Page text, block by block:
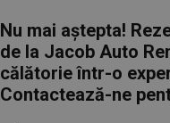
Nu mai aștepta!
de la Jacob Auto
călătorie într-o
Contactează-ne